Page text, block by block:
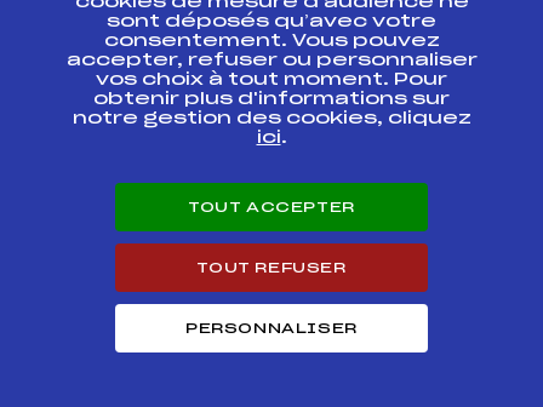
Résultats Nordique 2009
Codex Course Cat.
FAUM0116.FFS La Montagnoune FFS
Grand prix de LA
BOURBOULE
sont déposés qu’avec votre
consentement. Vous pouvez
accepter, refuser ou personnaliser
vos choix à tout moment. Pour
obtenir plus d'informations sur
notre gestion des cookies, cliquez
ici.
TOUT ACCEPTER
TOUT REFUSER
PERSONNALISER